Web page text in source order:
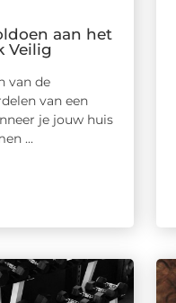
aan het
Veilig
van de
van een
je jouw huis
...